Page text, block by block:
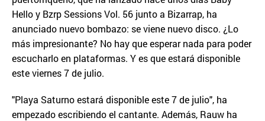
Hello y Bzrp Sessions Vol. 56 junto a Bizarrap, ha
anunciado nuevo bombazo: se viene nuevo disco. ¿Lo
más impresionante? No hay que esperar nada para poder
escucharlo en plataformas. Y es que estará disponible
este viernes 7 de julio.
"Playa Saturno estará disponible este 7 de julio", ha
empezado escribiendo el cantante. Además, Rauw ha